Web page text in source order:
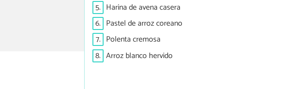
5. Harina de avena casera
6. Pastel de arroz coreano
7. Polenta cremosa
8. Arroz blanco hervido